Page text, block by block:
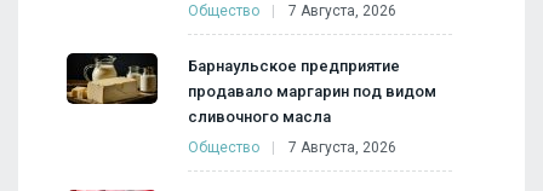
Общество 7 Августа, 2026
Барнаульское предприятие
продавало маргарин под видом
сливочного масла
Общество 7 Августа, 2026